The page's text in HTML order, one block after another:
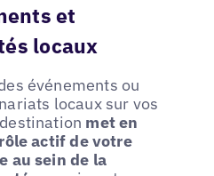
et
locaux
événements ou
locaux sur vos
met en
actif de votre
au sein de la